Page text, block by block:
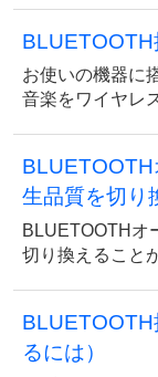
BLUETOOTH
お使いの機器に
音楽をワイヤレ
生品質を切り
BLUETOOTHオ
切り換えること
るには）